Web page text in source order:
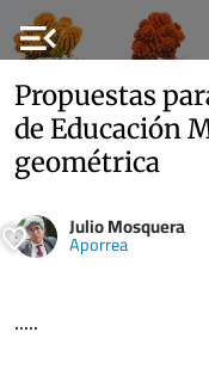
menu_open
Propuestas
de Educación
geométrica
Julio Mosquera
Aporrea
.....